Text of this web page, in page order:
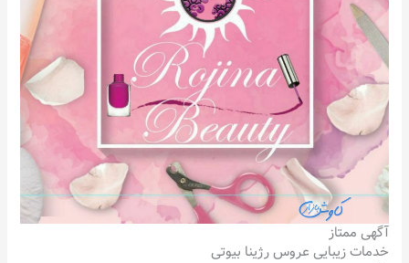
آگهی ممتاز
خدمات زیبایی عروس رژینا بیوتی